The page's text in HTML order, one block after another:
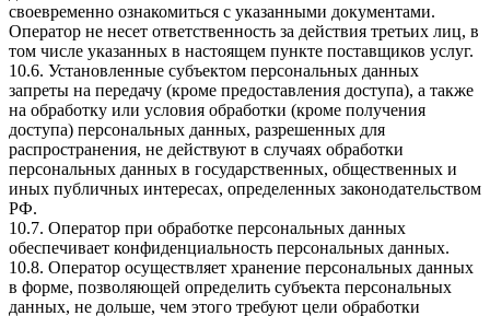
своевременно ознакомиться с указанными документами.
Оператор не несет ответственность за действия третьих лиц, в
том числе указанных в настоящем пункте поставщиков услуг.
10.6. Установленные субъектом персональных данных
запреты на передачу (кроме предоставления доступа), а также
на обработку или условия обработки (кроме получения
доступа) персональных данных, разрешенных для
распространения, не действуют в случаях обработки
персональных данных в государственных, общественных и
иных публичных интересах, определенных законодательством
РФ.
10.7. Оператор при обработке персональных данных
обеспечивает конфиденциальность персональных данных.
10.8. Оператор осуществляет хранение персональных данных
в форме, позволяющей определить субъекта персональных
данных, не дольше, чем этого требуют цели обработки